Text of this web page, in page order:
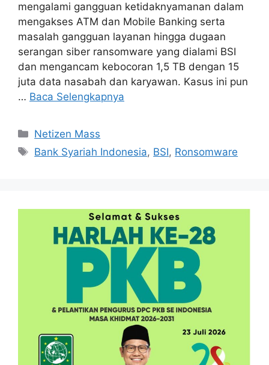
mengalami gangguan ketidaknyamanan dalam
mengakses ATM dan Mobile Banking serta
masalah gangguan layanan hingga dugaan
serangan siber ransomware yang dialami BSI
dan mengancam kebocoran 1,5 TB dengan 15
juta data nasabah dan karyawan. Kasus ini pun
… Baca Selengkapnya
Kategori
Netizen Mass
Tag
Bank Syariah Indonesia, BSI, Ronsomware